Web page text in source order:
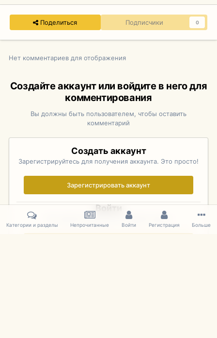
Поделиться Подписчики 0
Нет комментариев для отображения
Создайте аккаунт или войдите в него для
комментирования
Вы должны быть пользователем, чтобы оставить
комментарий
Создать аккаунт
Зарегистрируйтесь для получения аккаунта. Это просто!
Зарегистрировать аккаунт
Войти
Уже зарегистрированы? Войдите здесь.
Категории и разделы Непрочитанные Войти Регистрация Больше